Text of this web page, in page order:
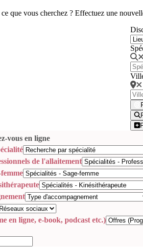
que vous cherchez ? Effectuez une
vous en ligne
de l'allaitement
en ligne, e-book, podcast etc.)